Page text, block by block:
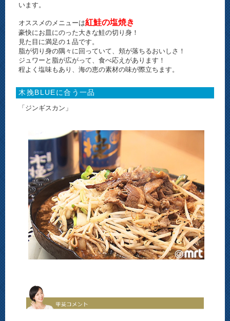
います。
オススメのメニューは紅鮭の塩焼き
豪快にお皿にのった大きな鮭の切り身！
見た目に満足の１品です。
脂が切り身の隅々に回っていて、頬が落ちるおいしさ！
ジュワーと脂が広がって、食べ応えがあります！
程よく塩味もあり、海の恵の素材の味が際立ちます。
木挽BLUEに合う一品
「ジンギスカン」